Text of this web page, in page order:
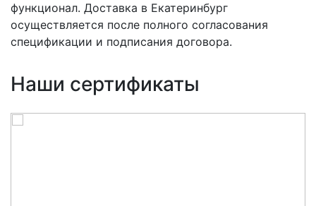
функционал. Доставка в Екатеринбург
осуществляется после полного согласования
спецификации и подписания договора.
Наши сертификаты